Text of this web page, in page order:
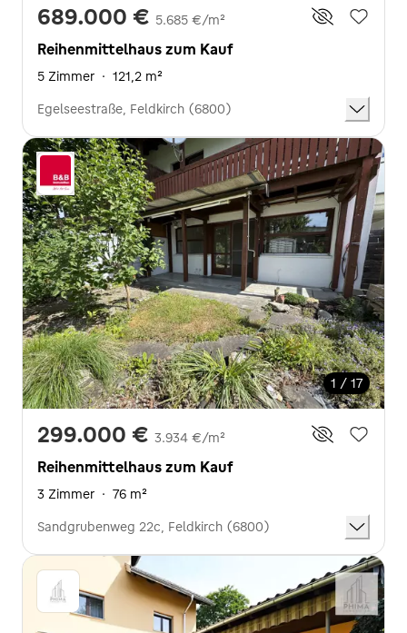
689.000 € 5.685 €/m²
Reihenmittelhaus zum Kauf
5 Zimmer · 121,2 m²
Egelseestraße, Feldkirch (6800)
1 / 17
299.000 € 3.934 €/m²
Reihenmittelhaus zum Kauf
3 Zimmer · 76 m²
Sandgrubenweg 22c, Feldkirch (6800)